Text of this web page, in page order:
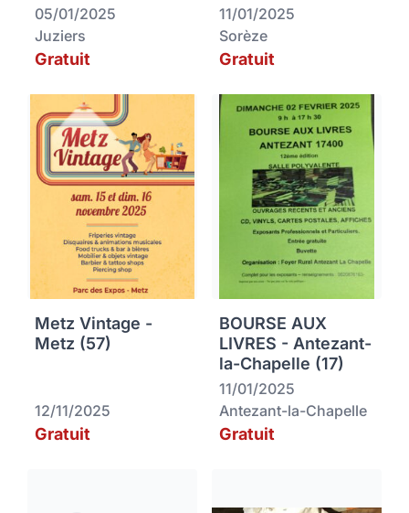
05/01/2025
Juziers
Gratuit
11/01/2025
Sorèze
Gratuit
Metz Vintage -
Metz (57)
12/11/2025
Gratuit
BOURSE AUX
LIVRES - Antezant-
la-Chapelle (17)
11/01/2025
Antezant-la-Chapelle
Gratuit